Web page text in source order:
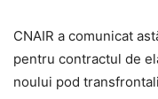
CNAIR a comunicat
pentru contractul de
noului pod